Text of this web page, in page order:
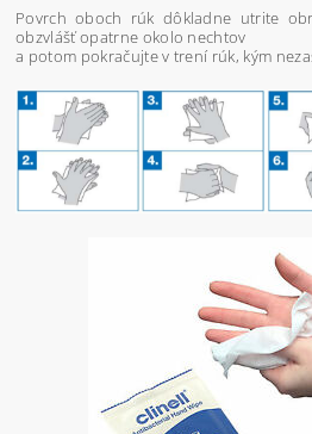
Povrch oboch rúk dôkladne utrite
obzvlášť opatrne okolo nechtov
a potom pokračujte v trení rúk, kým